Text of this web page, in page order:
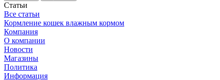
Статьи
Все статьи
Кормление кошек влажным кормом
Компания
О компании
Новости
Магазины
Политика
Информация